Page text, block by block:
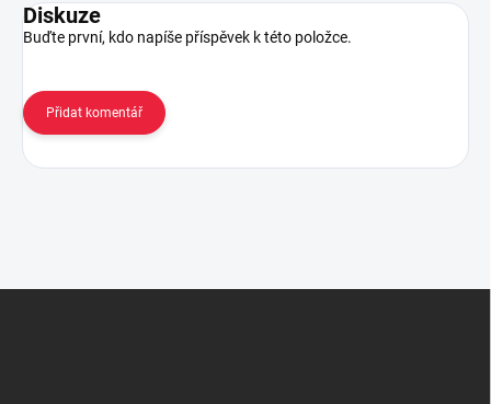
Diskuze
Buďte první, kdo napíše příspěvek k této položce.
Přidat komentář